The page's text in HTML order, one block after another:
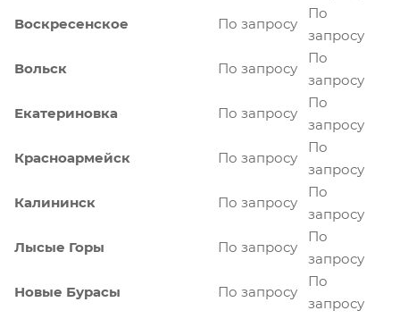
Воскресенское
По запросу
По
запросу
Вольск
По запросу
По
запросу
Екатериновка
По запросу
По
запросу
Красноармейск
По запросу
По
запросу
Калининск
По запросу
По
запросу
Лысые Горы
По запросу
По
запросу
Новые Бурасы
По запросу
По
запросу